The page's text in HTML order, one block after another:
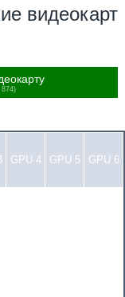
видеокарт
874)
GPU 4 GPU 5 GPU 6